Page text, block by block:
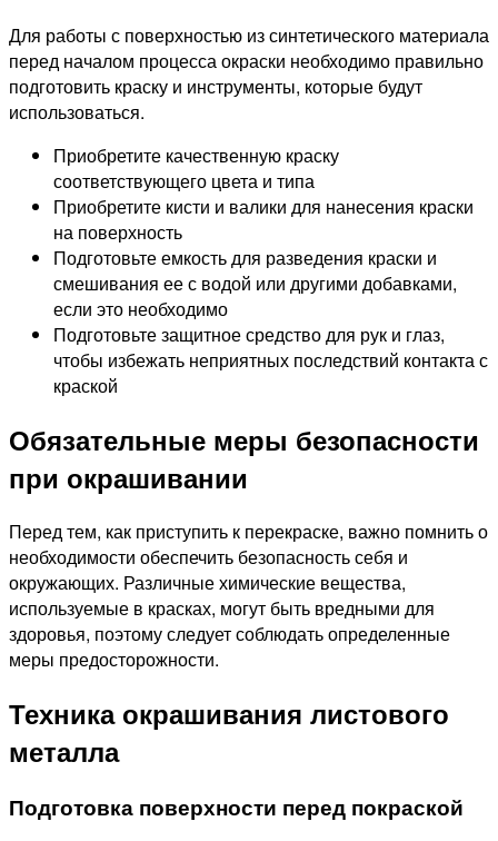
Для работы с поверхностью из синтетического материала
перед началом процесса окраски необходимо правильно
подготовить краску и инструменты, которые будут
использоваться.
Приобретите качественную краску
соответствующего цвета и типа
Приобретите кисти и валики для нанесения краски
на поверхность
Подготовьте емкость для разведения краски и
смешивания ее с водой или другими добавками,
если это необходимо
Подготовьте защитное средство для рук и глаз,
чтобы избежать неприятных последствий контакта с
краской
Обязательные меры безопасности
при окрашивании
Перед тем, как приступить к перекраске, важно помнить о
необходимости обеспечить безопасность себя и
окружающих. Различные химические вещества,
используемые в красках, могут быть вредными для
здоровья, поэтому следует соблюдать определенные
меры предосторожности.
Техника окрашивания листового
металла
Подготовка поверхности перед покраской